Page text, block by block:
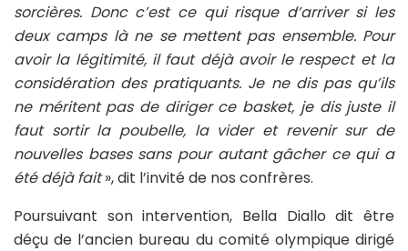
sorcières. Donc c’est ce qui risque d’arriver si les
deux camps là ne se mettent pas ensemble. Pour
avoir la légitimité, il faut déjà avoir le respect et la
considération des pratiquants. Je ne dis pas qu’ils
ne méritent pas de diriger ce basket, je dis juste il
faut sortir la poubelle, la vider et revenir sur de
nouvelles bases sans pour autant gâcher ce qui a
été déjà fait», dit l’invité de nos confrères.
Poursuivant son intervention, Bella Diallo dit être
déçu de l’ancien bureau du comité olympique dirigé